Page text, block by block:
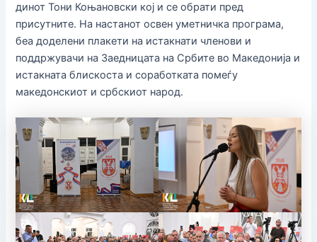
динот Тони Коњановски кој и се обрати пред
присутните. На настанот освен уметничка програма,
беа доделени плакети на истакнати членови и
поддржувачи на Заедницата на Србите во Македонија и
истакната блискоста и соработката помеѓу
македонскиот и србскиот народ.